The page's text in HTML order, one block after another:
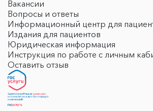
Вакансии
Вопросы и ответы
Информационный центр для
Издания для пациентов
Юридическая информация
Инструкция по работе с личным
Оставить отзыв